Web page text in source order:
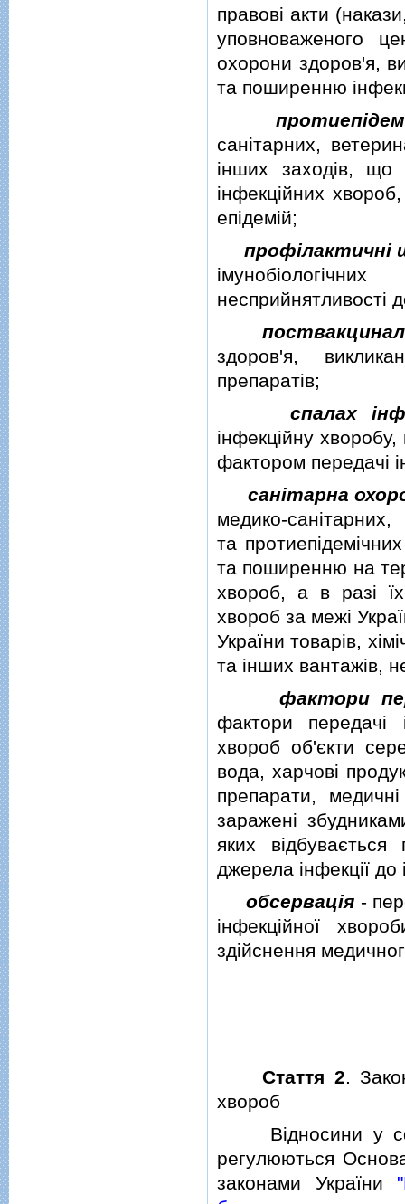
правовi акти
уповноваженого
охорони здоров'я,
та поширенню
санiтарних,
iнших заходiв, що
iнфекцiйних хвороб,
епiдемiй;
профiлактичнi
несприйнятливостi
здоров'я,
препаратiв;
спалах
iнфекцiйну
фактором передачi
санiтарна
медико-санiтарних,
та
та поширенню на
хвороб, а в разi
хвороб за межi
України товарiв,
та iнших вантажiв,
фактори
фактори передачi
хвороб об'єкти
вода, харчовi
препарати,
зараженi
яких
джерела iнфекцiї
обсервацiя -
iнфекцiйної
здiйснення
Стаття 2.
хвороб
Вiдносини у
регулюються
законами України